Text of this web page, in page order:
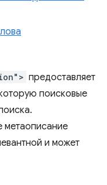
предоставляет
поисковые
метаописание
и может